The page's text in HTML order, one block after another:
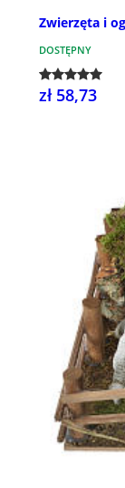
Zwierzęta i
DOSTĘPNY
zł 58,73